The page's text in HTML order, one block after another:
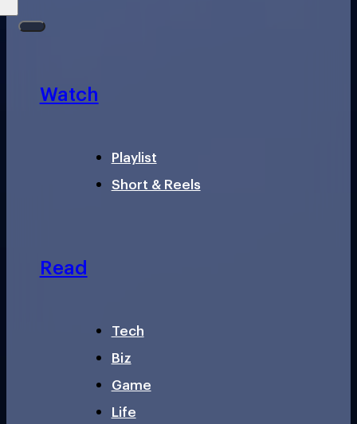
Watch
Playlist
Short & Reels
Read
Tech
Biz
Game
Life